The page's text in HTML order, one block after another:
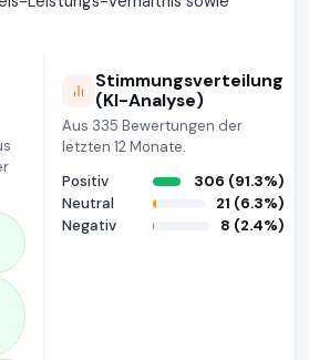
Stimmungsverteilung
(KI-Analyse)
Aus 335 Bewertungen der
letzten 12 Monate.
Positiv
306 (91.3%)
Neutral
21 (6.3%)
Negativ
8 (2.4%)